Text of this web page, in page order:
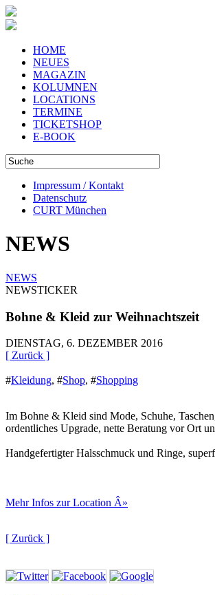
HOME
NEUES
MAGAZIN
KOLUMNEN
LOCATIONS
TERMINE
TICKETSHOP
E-BOOK
Impressum / Kontakt
Datenschutz
CURT München
NEWS
NEWS
NEWSTICKER
Bohne & Kleid zur Weihnachtszeit
DIENSTAG, 6. DEZEMBER 2016
[ Zurück ]
#Kleidung, #Shop, #Shopping
Im Bohne & Kleid sind Mode, Schuhe,
ordentliches Upgrade, nette Beratung vor Ort
Handgefertigter Halsschmuck und Ringe,
Mehr Infos zur Location Â»
[ Zurück ]